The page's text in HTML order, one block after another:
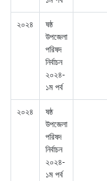
২০২৪
ষষ্ঠ
উপজেলা
পরিষদ
নির্বাচন
২০২৪-
১ম পর্ব
২০২৪
ষষ্ঠ
উপজেলা
পরিষদ
নির্বাচন
২০২৪-
১ম পর্ব